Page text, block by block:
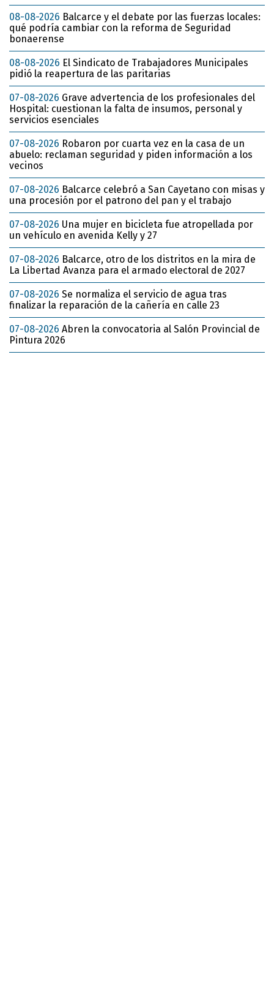
08-08-2026 Balcarce y el debate por las fuerzas locales:
qué podría cambiar con la reforma de Seguridad
bonaerense
08-08-2026 El Sindicato de Trabajadores Municipales
pidió la reapertura de las paritarias
07-08-2026 Grave advertencia de los profesionales del
Hospital: cuestionan la falta de insumos, personal y
servicios esenciales
07-08-2026 Robaron por cuarta vez en la casa de un
abuelo: reclaman seguridad y piden información a los
vecinos
07-08-2026 Balcarce celebró a San Cayetano con misas y
una procesión por el patrono del pan y el trabajo
07-08-2026 Una mujer en bicicleta fue atropellada por
un vehículo en avenida Kelly y 27
07-08-2026 Balcarce, otro de los distritos en la mira de
La Libertad Avanza para el armado electoral de 2027
07-08-2026 Se normaliza el servicio de agua tras
finalizar la reparación de la cañería en calle 23
07-08-2026 Abren la convocatoria al Salón Provincial de
Pintura 2026